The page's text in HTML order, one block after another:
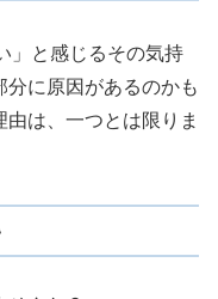
」と感じるその気持
に原因があるのかも
は、一つとは限りま